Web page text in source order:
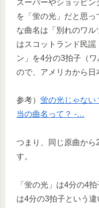
スーパーやショッピ
を「蛍の光」だと思
な曲名は「別れのワル
はスコットランド民謡
ン」を4分の3拍子（
ので、アメリカから日
参考） 蛍の光じゃない
当の曲名って？ -…
つまり、同じ原曲か
す。
「蛍の光」は4分の4
は4分の3拍子という